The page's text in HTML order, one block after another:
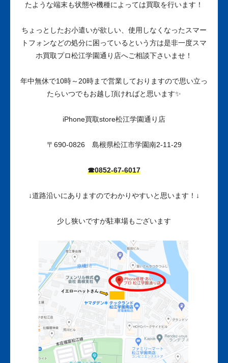
たような端末も状態や機種によっては買取を行います！
ちょっとしたお小遣いが欲しい、使用しなくなったスマー
トフォンなどの処分に困っているという方は是非一度スマ
ホ買取プロ松江学園通り店へご相談下さいませ！
年中無休で10時～20時まで営業しておりますので思い立っ
たらいつでもお越し頂ければと思います✨
iPhone買取store松江学園通り店
〒690-0826 島根県松江市学園南2-11-29
☎0852-67-6017
↓道路沿いにありますのでわかりやすいと思います！↓
少し狭いですが駐車場もございます